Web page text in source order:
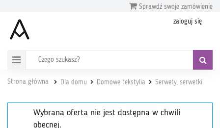
Sprawdź swoje zamówienie
zaloguj się
Strona główna Dla domu Domowe tekstylia Serwety, serwetki
Wybrana oferta nie jest dostępna w chwili
obecnej.